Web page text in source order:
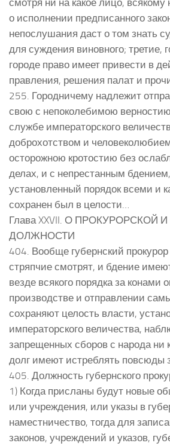
о исполнении предписанного
непослушания даст о том знать
для суждения виновного; третие,
городе право имеет привести в
правления, решения палат и
255. Городничему надлежит
свою с непоколебимою
службе императорского
доброхотством и
осторожною кротостию без
делах, и с непрестанным
установленный порядок всеми и
сохранен был в целости…
Глава XXVII. О ПРОКУРОРСКОЙ
ДОЛЖНОСТИ
404. Вообще губернский прокурор
стряпчие смотрят, и бдение
везде всякого порядка за конами
производстве и отправлении
сохраняют целость власти,
императорского величества,
запрещенных сборов с народа ни
долг имеют истреблять повсюды
405. Должность губернского
1) Когда присланы будут новые
или учреждения, или указы в
наместничество, тогда для
законов, учреждений и указов,